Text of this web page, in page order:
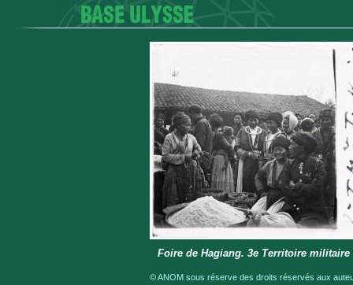
Foire de Hagiang. 3e Territoire militaire
© ANOM sous réserve des droits réservés aux